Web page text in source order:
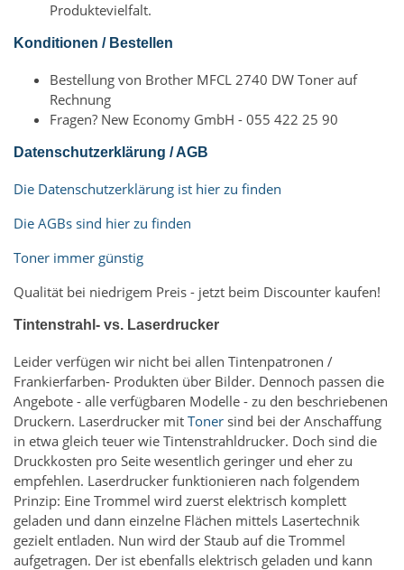
Produktevielfalt.
Konditionen / Bestellen
Bestellung von Brother MFCL 2740 DW Toner auf
Rechnung
Fragen? New Economy GmbH - 055 422 25 90
Datenschutzerklärung / AGB
Die Datenschutzerklärung ist hier zu finden
Die AGBs sind hier zu finden
Toner immer günstig
Qualität bei niedrigem Preis - jetzt beim Discounter kaufen!
Tintenstrahl- vs. Laserdrucker
Leider verfügen wir nicht bei allen Tintenpatronen /
Frankierfarben- Produkten über Bilder. Dennoch passen die
Angebote - alle verfügbaren Modelle - zu den beschriebenen
Druckern. Laserdrucker mit Toner sind bei der Anschaffung
in etwa gleich teuer wie Tintenstrahldrucker. Doch sind die
Druckkosten pro Seite wesentlich geringer und eher zu
empfehlen. Laserdrucker funktionieren nach folgendem
Prinzip: Eine Trommel wird zuerst elektrisch komplett
geladen und dann einzelne Flächen mittels Lasertechnik
gezielt entladen. Nun wird der Staub auf die Trommel
aufgetragen. Der ist ebenfalls elektrisch geladen und kann